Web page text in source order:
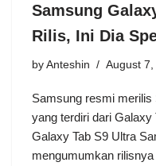
Samsung
Rilis, Ini Dia
by Anteshin August 7,
Samsung resmi merilis
yang terdiri dari Galaxy
Galaxy Tab S9 Ultra
mengumumkan